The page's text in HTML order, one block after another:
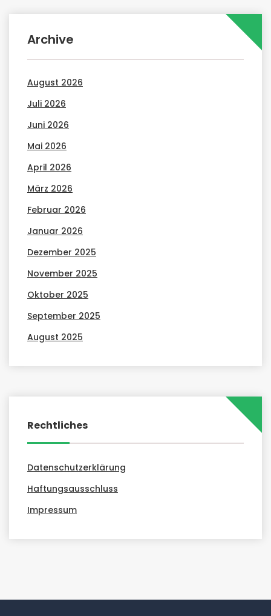
Archive
August 2026
Juli 2026
Juni 2026
Mai 2026
April 2026
März 2026
Februar 2026
Januar 2026
Dezember 2025
November 2025
Oktober 2025
September 2025
August 2025
Rechtliches
Datenschutzerklärung
Haftungsausschluss
Impressum